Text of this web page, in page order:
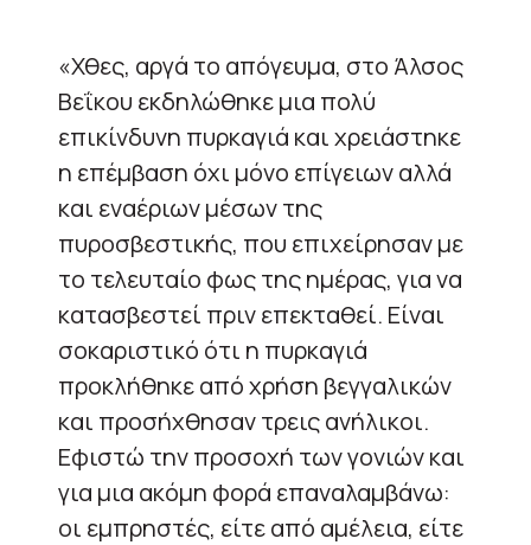
«Χθες, αργά το απόγευμα, στο Άλσος
Βεΐκου εκδηλώθηκε μια πολύ
επικίνδυνη πυρκαγιά και χρειάστηκε
η επέμβαση όχι μόνο επίγειων αλλά
και εναέριων μέσων της
πυροσβεστικής, που επιχείρησαν με
το τελευταίο φως της ημέρας, για να
κατασβεστεί πριν επεκταθεί. Είναι
σοκαριστικό ότι η πυρκαγιά
προκλήθηκε από χρήση βεγγαλικών
και προσήχθησαν τρεις ανήλικοι.
Εφιστώ την προσοχή των γονιών και
για μια ακόμη φορά επαναλαμβάνω:
οι εμπρηστές, είτε από αμέλεια, είτε